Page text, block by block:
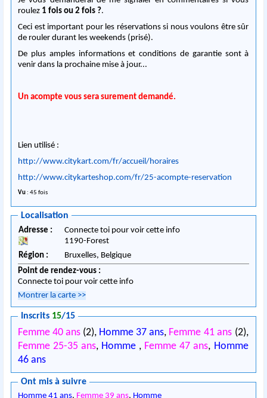
roulez 1 fois ou 2 fois ?.
Ceci est important pour les réservations si nous voulons être sûr
de rouler durant les weekends (prisé).
De plus amples informations et conditions de garantie sont à
venir dans la prochaine mise à jour...
Un acompte vous sera surement demandé.
Lien utilisé :
http://www.citykart.com/fr/accueil/horaires
http://www.citykarteshop.com/fr/25-acompte-reservation
Vu : 45 fois
Localisation
Adresse :
Connecte toi pour voir cette info
1190-Forest
Région :
Bruxelles, Belgique
Point de rendez-vous :
Connecte toi pour voir cette info
Montrer la carte >>
Inscrits 15/15
Femme 40 ans (2), Homme 37 ans, Femme 41 ans (2),
Femme 25-35 ans, Homme , Femme 47 ans, Homme
46 ans
Ont mis à suivre
Homme 41 ans, Femme 39 ans, Homme